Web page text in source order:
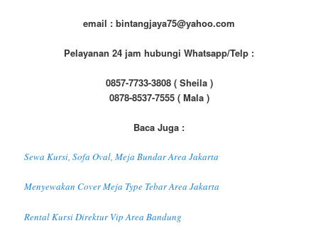
email : bintangjaya75@yahoo.com
Pelayanan 24 jam hubungi Whatsapp/Telp :
0857-7733-3808 ( Sheila )
0878-8537-7555 ( Mala )
Baca Juga :
Sewa Kursi, Sofa Oval, Meja Bundar Area Jakarta
Menyewakan Cover Meja Type Tebar Area Jakarta
Rental Kursi Direktur Vip Area Bandung